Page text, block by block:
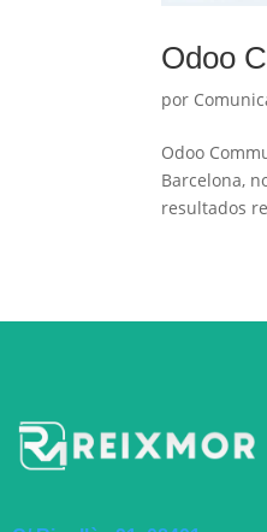
Odoo
por
Odoo
Barcelona,
resultados